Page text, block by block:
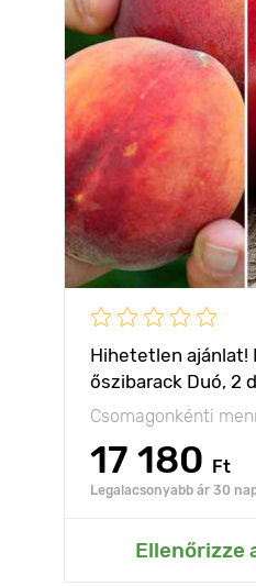
Hihetetlen ajánlat!
őszibarack Duó, 2
készlet
Csomagonkénti
17 180 Ft
Legalacsonyabb ár 30
Ellenőrizze